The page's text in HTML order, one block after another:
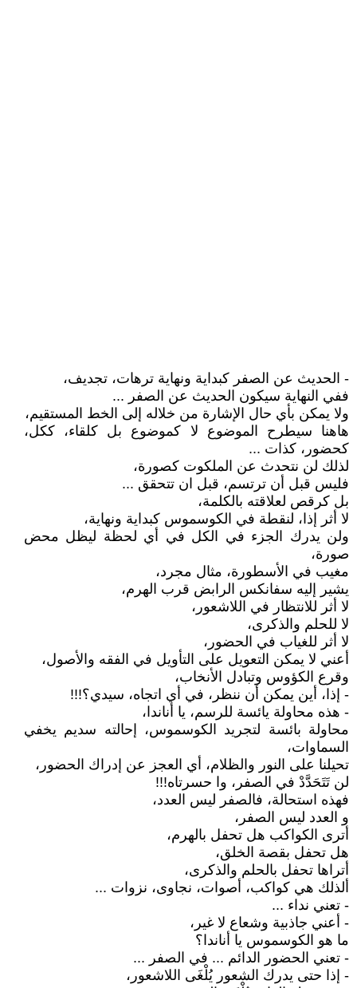
- الحديث عن الصفر كبداية ونهاية ترهات، تجديف،
ففي النهاية سيكون الحديث عن الصفر ...
ولا يمكن بأي حال الإشارة من خلاله إلى الخط المستقيم،
هاهنا سيطرح الموضوع لا كموضوع بل كلقاء، ككل،
كحضور، كذات ...
لذلك لن نتحدث عن الملكوت كصورة،
فليس قبل أن ترتسم، قبل ان تتحقق ...
بل كرقص لعلاقته بالكلمة،
لا أثر إذا، لنقطة في الكوسموس كبداية ونهاية،
ولن يدرك الجزء في الكل في أي لحظة ليظل محض
صورة،
مغيب في الأسطورة، مثال مجرد،
يشير إليه سفانكس الرابض قرب الهرم،
لا أثر للانتظار في اللاشعور،
لا للحلم والذكرى،
لا أثر للغياب في الحضور،
أعني لا يمكن التعويل على التأويل في الفقه والأصول،
وقرع الكؤوس وتبادل الأنخاب،
- إذا، أين يمكن أن ننظر، في أي اتجاه، سيدي؟!!!
- هذه محاولة يائسة للرسم، يا أناندا،
محاولة بائسة لتجريد الكوسموس، إحالته سديم يخفي
السماوات،
تحيلنا على النور والظلام، أي العجز عن إدراك الحضور،
لن تَتَحَدَّدْ في الصفر، وا حسرتاه!!!
فهذه استحالة، فالصفر ليس العدد،
و العدد ليس الصفر،
أترى الكواكب هل تحفل بالهرم،
هل تحفل بقصة الخلق،
أتراها تحفل بالحلم والذكرى،
ألذلك هي كواكب، أصوات، نجاوى، نزوات ...
- تعني نداء ...
- أعني جاذبية وشعاع لا غير،
ما هو الكوسموس يا أناندا؟
- تعني الحضور الدائم ... في الصفر ...
- إذا حتى يدرك الشعور يُلْغَى اللاشعور،